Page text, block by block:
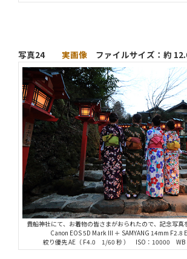
写真24 実画像 ファイルサイズ：約
貴船神社にて、お着物の皆さまがおられたので、記念写真
Canon EOS 5D Mark III ＋ SAMYANG 14mm F2.8
絞り優先 AE（ F4.0 1/60 秒 ） ISO：10000 WB